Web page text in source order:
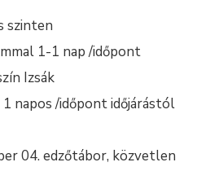
szinten
1-1 nap /időpont
Izsák
napos /időpont időjárástól
04. edzőtábor, közvetlen